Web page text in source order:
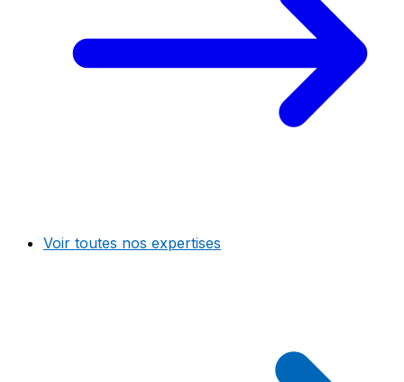
Voir toutes nos expertises